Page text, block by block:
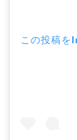
この投稿